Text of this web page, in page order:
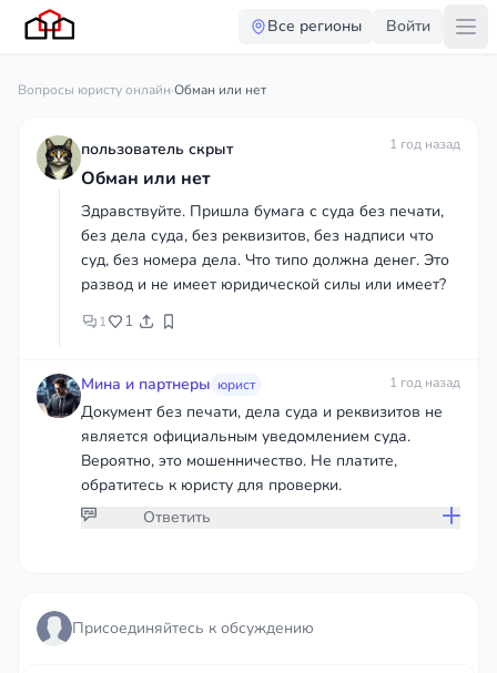
Все регионы Войти
Вопросы юристу онлайн·Обман или нет
пользователь скрыт 1 год назад
Обман или нет
Здравствуйте. Пришла бумага с суда без печати,
без дела суда, без реквизитов, без надписи что
суд, без номера дела. Что типо должна денег. Это
развод и не имеет юридической силы или имеет?
1 1
Мина и партнеры юрист 1 год назад
Документ без печати, дела суда и реквизитов не
является официальным уведомлением суда.
Вероятно, это мошенничество. Не платите,
обратитесь к юристу для проверки.
Ответить
Присоединяйтесь к обсуждению